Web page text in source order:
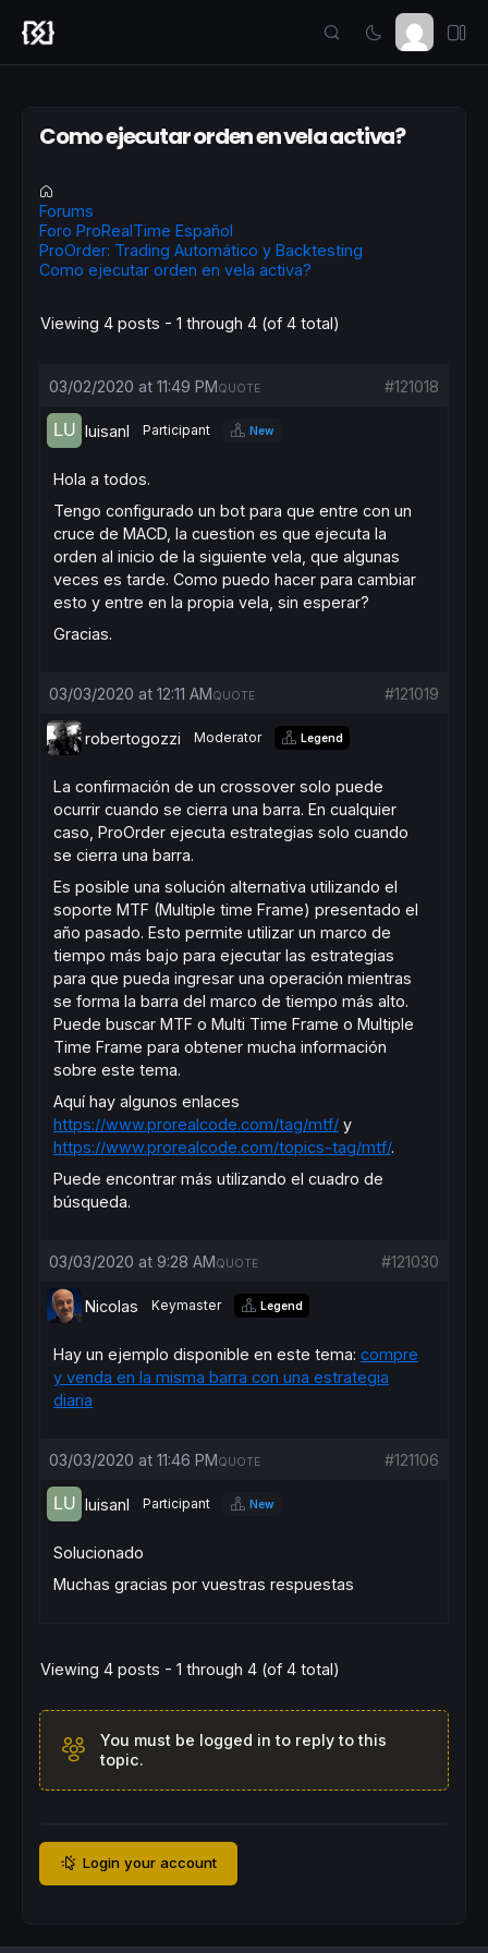
Como ejecutar orden en vela activa?
Forums
Foro ProRealTime Español
ProOrder: Trading Automático y Backtesting
Como ejecutar orden en vela activa?
Viewing 4 posts - 1 through 4 (of 4 total)
03/02/2020 at 11:49 PM #121018
QUOTE
luisanl Participant New
Hola a todos.
Tengo configurado un bot para que entre con un
cruce de MACD, la cuestion es que ejecuta la
orden al inicio de la siguiente vela, que algunas
veces es tarde. Como puedo hacer para cambiar
esto y entre en la propia vela, sin esperar?
Gracias.
03/03/2020 at 12:11 AM #121019
QUOTE
robertogozzi Moderator Legend
La confirmación de un crossover solo puede
ocurrir cuando se cierra una barra. En cualquier
caso, ProOrder ejecuta estrategias solo cuando
se cierra una barra.
Es posible una solución alternativa utilizando el
soporte MTF (Multiple time Frame) presentado el
año pasado. Esto permite utilizar un marco de
tiempo más bajo para ejecutar las estrategias
para que pueda ingresar una operación mientras
se forma la barra del marco de tiempo más alto.
Puede buscar MTF o Multi Time Frame o Multiple
Time Frame para obtener mucha información
sobre este tema.
Aquí hay algunos enlaces
https://www.prorealcode.com/tag/mtf/ y
https://www.prorealcode.com/topics-tag/mtf/.
Puede encontrar más utilizando el cuadro de
búsqueda.
03/03/2020 at 9:28 AM #121030
QUOTE
Nicolas Keymaster Legend
Hay un ejemplo disponible en este tema: compre
y venda en la misma barra con una estrategia
diaria
03/03/2020 at 11:46 PM #121106
QUOTE
luisanl Participant New
Solucionado
Muchas gracias por vuestras respuestas
Viewing 4 posts - 1 through 4 (of 4 total)
You must be logged in to reply to this
topic.
Login your account